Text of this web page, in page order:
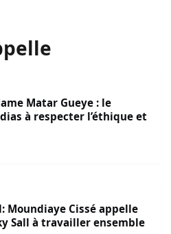
Matar Gueye : le
à respecter l’éthique et
Moundiaye Cissé appelle
Sall à travailler ensemble